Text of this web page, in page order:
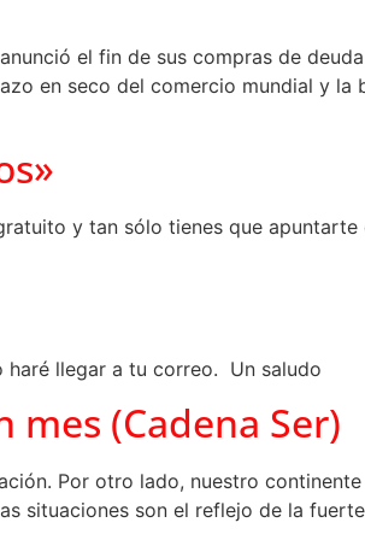
el fin de sus compras de
en seco del comercio mundial y la
y tan sólo tienes que apuntarte
haré llegar a tu correo. Un saludo
(Cadena Ser)
Por otro lado, nuestro
situaciones son el reflejo de la